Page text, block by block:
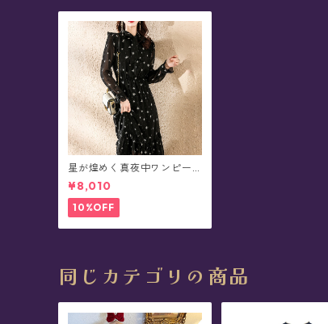
星が煌めく真夜中ワンピー
ス - Nihal
¥8,010
10%OFF
同じカテゴリの商品